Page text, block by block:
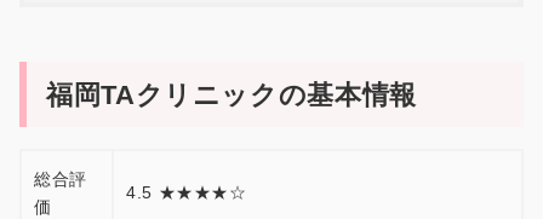
福岡TAクリニックの基本情報
総合評
価
4.5 ★★★★☆